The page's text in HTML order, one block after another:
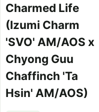
Charmed Life
(Izumi Charm
'SVO' AM/AOS x
Chyong Guu
Chaffinch 'Ta
Hsin' AM/AOS)